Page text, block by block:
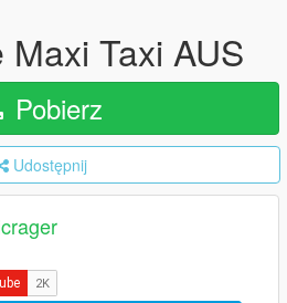
Taxi AUS
Pobierz
Udostępnij